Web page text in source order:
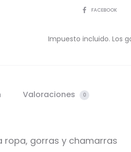
COMPARTIR
FACEBOOK
Impuesto incluido. Los
Valoraciones 0
ropa, gorras y chamarras